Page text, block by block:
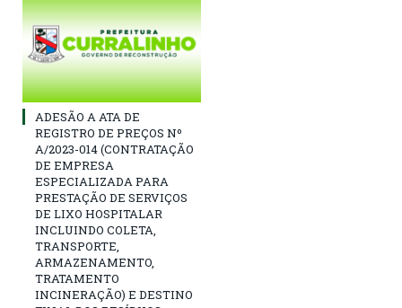
ADESÃO A ATA DE
REGISTRO DE PREÇOS Nº
A/2023-014 (CONTRATAÇÃO
DE EMPRESA
ESPECIALIZADA PARA
PRESTAÇÃO DE SERVIÇOS
DE LIXO HOSPITALAR
INCLUINDO COLETA,
TRANSPORTE,
ARMAZENAMENTO,
TRATAMENTO
INCINERAÇÃO) E DESTINO